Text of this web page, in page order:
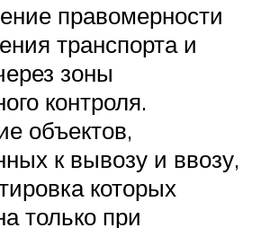
правомерности
транспорта и
зоны
контроля.
объектов,
к вывозу и ввозу,
которых
только при